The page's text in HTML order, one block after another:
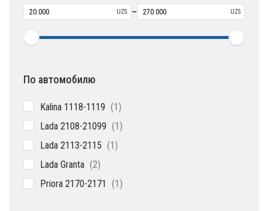
UZS – UZS
По автомобилю
Kalina 1118-1119 11
Lada 2108-21099 11
Lada 2113-2115 11
Lada Granta 22
Priora 2170-2171 1 1